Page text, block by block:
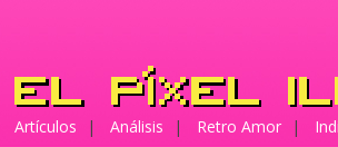
Artículos | Análisis | Retro Amor |